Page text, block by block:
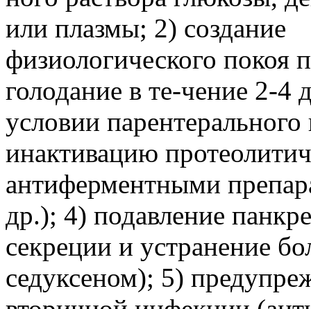
или плазмы; 2) создание
физиологического покоя
голодание в те-чение 2-4
условии
инактивацию
антиферментными
др.); 4) подавление
секреции и устранение
седуксеном); 5)